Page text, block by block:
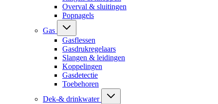
Overval & sluitingen
Popnagels
Gas
Gasflessen
Gasdrukregelaars
Slangen & leidingen
Koppelingen
Gasdetectie
Toebehoren
Dek-& drinkwater